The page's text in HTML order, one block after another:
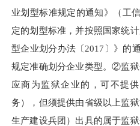
业划型标准规定的通知》（工
定的划型标准，并按照国家统
型企业划分办法〔2017〕》的
规定准确划分企业类型。②监
应商为监狱企业的，可不提
务），但须提供由省级以上监
生产建设兵团）出具的属于监